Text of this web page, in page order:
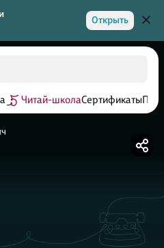
Открыть
Читай-школаСертификаты